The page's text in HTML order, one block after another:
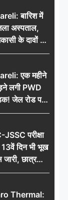
का विवरण
बारिश में
अस्पताल,
के दावों की
एक महीने
लगी PWD
जेल रोड पर
निर्माण
मांग
परीक्षा
13वें दिन भी भूख
जारी, छात्र
नहीं तो
Thermal: